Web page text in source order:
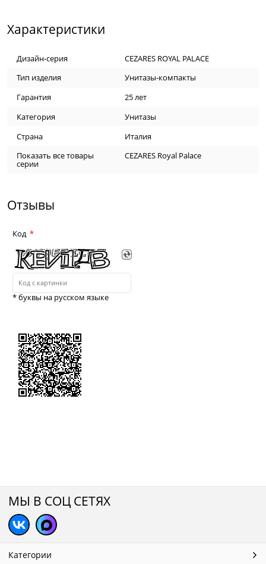
Характеристики
Дизайн-серия
CEZARES ROYAL PALACE
Тип изделия
Унитазы-компакты
Гарантия
25 лет
Категория
Унитазы
Страна
Италия
Показать все товары
серии
CEZARES Royal Palace
Отзывы
Код
* буквы на русском языке
МЫ В СОЦ СЕТЯХ
Категории